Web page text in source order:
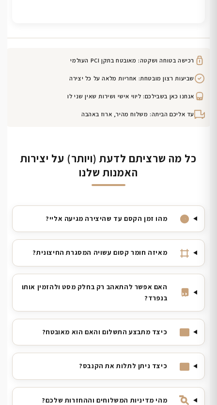
רכישה בטוחה ושקטה: מאובטח בתקן PCI העולמי
שביעות רצון מובטחת: אחריות מלאה על כל יצירה
אנחנו כאן בשבילכם: ליווי אישי ושירות שאין שני לו
עד אליכם הביתה: משלוח מהיר, ארוז באהבה
כל מה שרציתם לדעת (ויותר) על יצירות
האמנות שלנו
מהו זמן הקסם עד שהיצירה מגיעה אליי?
מאיזה חומר קסום עשויה המסגרת החיצונית?
האם אפשר להתאהב רק בחלק מסט ולהזמין אותו
בנפרד?
כיצד מתבצע התשלום והאם הוא מאובטח?
כיצד ניתן לתלות את הקנבס?
מהי מדיניות המשלוחים וההחזרות שלכם?